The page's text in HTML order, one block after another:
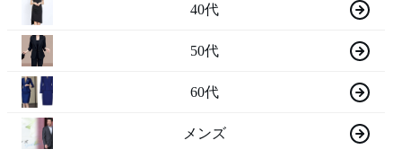
40代
50代
60代
メンズ